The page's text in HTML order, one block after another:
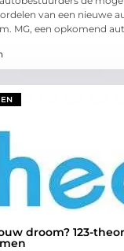
van een nieuwe
MG, een opkomend
droom? 123-